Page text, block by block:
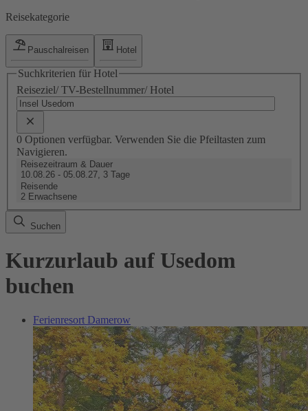
Reisekategorie
Pauschalreisen Hotel
Suchkriterien für Hotel
Reiseziel/ TV-Bestellnummer/ Hotel
0 Optionen verfügbar. Verwenden Sie die Pfeiltasten zum
Navigieren.
Reisezeitraum & Dauer
10.08.26 - 05.08.27, 3 Tage
Reisende
2 Erwachsene
Suchen
Kurzurlaub auf Usedom
buchen
Ferienresort Damerow